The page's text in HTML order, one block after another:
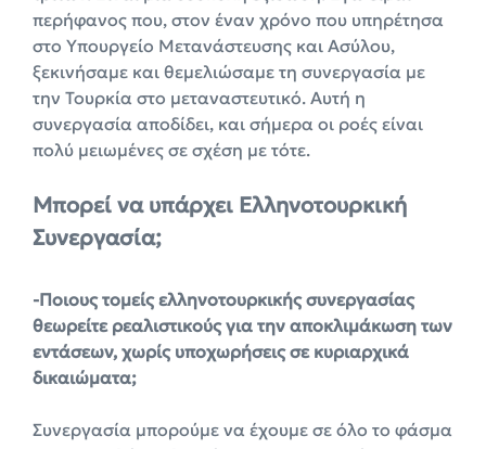
περήφανος που, στον έναν χρόνο που υπηρέτησα
στο Υπουργείο Μετανάστευσης και Ασύλου,
ξεκινήσαμε και θεμελιώσαμε τη συνεργασία με
την Τουρκία στο μεταναστευτικό. Αυτή η
συνεργασία αποδίδει, και σήμερα οι ροές είναι
πολύ μειωμένες σε σχέση με τότε.
Μπορεί να υπάρχει Ελληνοτουρκική
Συνεργασία;
-Ποιους τομείς ελληνοτουρκικής συνεργασίας
θεωρείτε ρεαλιστικούς για την αποκλιμάκωση των
εντάσεων, χωρίς υποχωρήσεις σε κυριαρχικά
δικαιώματα;
Συνεργασία μπορούμε να έχουμε σε όλο το φάσμα